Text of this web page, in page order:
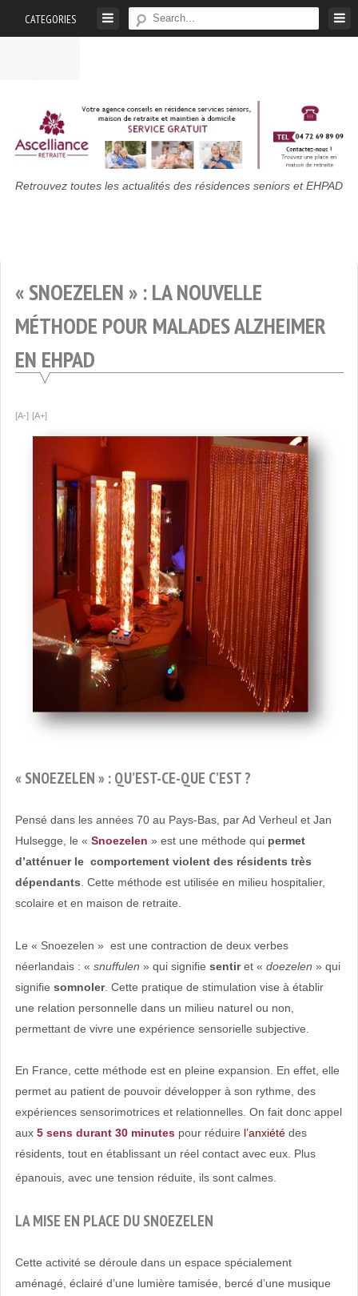
CATEGORIES
Maison
Des
Résidences
Seniors
Et
EHPAD
Retrouvez toutes les actualités des résidences seniors et EHPAD
« SNOEZELEN » : LA NOUVELLE
MÉTHODE POUR MALADES ALZHEIMER
EN EHPAD
[A-] [A+]
« SNOEZELEN » : QU’EST-CE-QUE C’EST ?
Pensé dans les années 70 au Pays-Bas, par Ad Verheul et Jan
Hulsegge, le « Snoezelen » est une méthode qui permet
d’atténuer le comportement violent des résidents très
dépendants. Cette méthode est utilisée en milieu hospitalier,
scolaire et en maison de retraite.
Le « Snoezelen » est une contraction de deux verbes
néerlandais : « snuffulen » qui signifie sentiret « doezelen » qui
signifie somnoler. Cette pratique de stimulation vise à établir
une relation personnelle dans un milieu naturel ou non,
permettant de vivre une expérience sensorielle subjective.
En France, cette méthode est en pleine expansion. En effet, elle
permet au patient de pouvoir développer à son rythme, des
expériences sensorimotrices et relationnelles. On fait donc appel
aux 5 sens durant 30 minutespour réduire l’anxiétédes
résidents, tout en établissant un réel contact avec eux. Plus
épanouis, avec une tension réduite, ils sont calmes.
LA MISE EN PLACE DU SNOEZELEN
Cette activité se déroule dans un espace spécialement
aménagé, éclairé d’une lumière tamisée, bercé d’une musique